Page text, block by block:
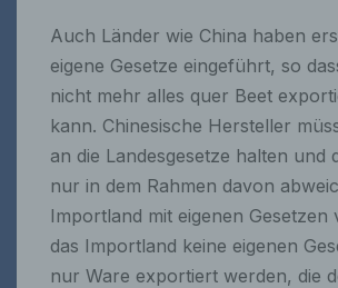
Auch Länder wie China haben
eigene Gesetze eingeführt, so
nicht mehr alles quer Beet
kann. Chinesische Hersteller
an die Landesgesetze halten und
nur in dem Rahmen davon
Importland mit eigenen Gesetzen
das Importland keine eigenen
nur Ware exportiert werden, die